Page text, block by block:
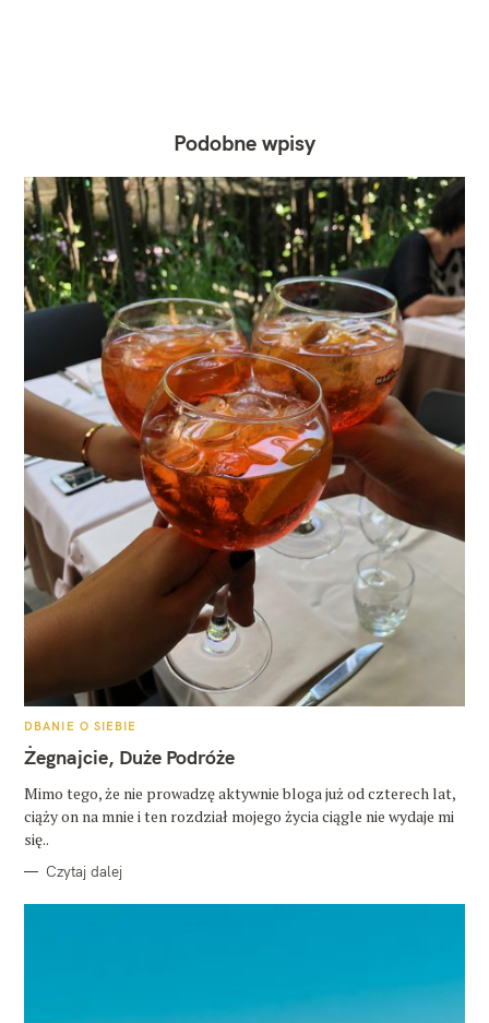
Podobne wpisy
K
T
E
O
R
I
DBANIE O SIEBIE
Żegnajcie, Duże Podróże
Mimo tego, że nie prowadzę aktywnie bloga już od czterech lat,
ciąży on na mnie i ten rozdział mojego życia ciągle nie wydaje mi
się..
Czytaj dalej